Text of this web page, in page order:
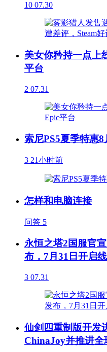
10 07.30
美女你矜持一点上
平台
2 07.31
索尼PS5夏季特惠
3 21小时前
怎样和电脑连接
问答 5
永恒之塔2国服官
布，7月31日开启
3 07.31
仙剑四重制版开发
ChinaJoy并推进全